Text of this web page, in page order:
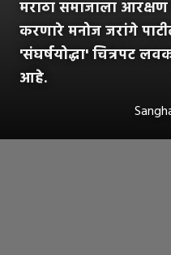
मराठा समाजाला
करणारे मनोज जरांगे
'संघर्षयोद्धा' चित्रपट
आहे.